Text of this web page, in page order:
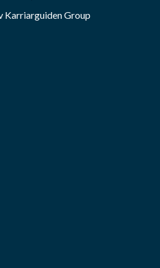
Karriarguiden Group